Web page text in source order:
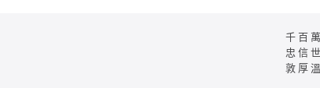
千百
忠信
敦厚